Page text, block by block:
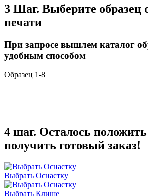
3 Шаг. Выберите образец
печати
При запросе вышлем каталог
удобным способом
Образец 1-8
4 шаг. Осталось
получить готовый заказ!
Выбрать Оснастку
Выбрать Клише